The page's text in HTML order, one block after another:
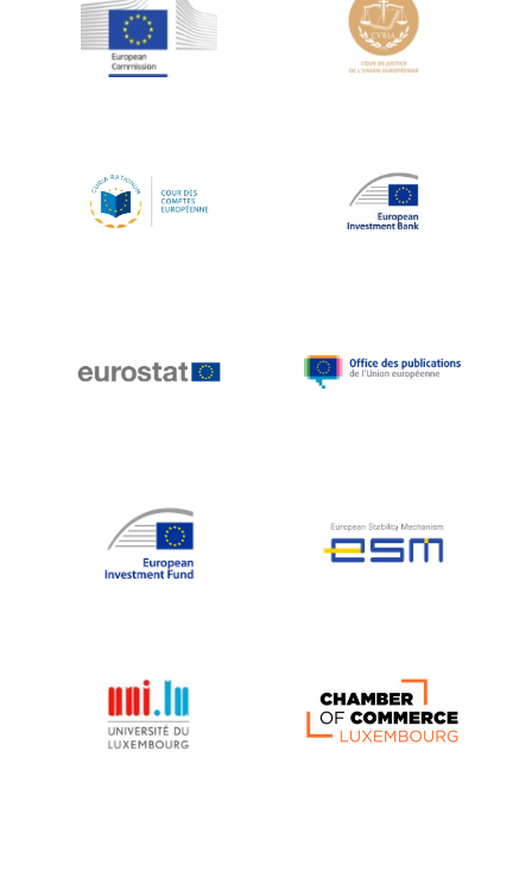
Jean-Louis Schiltz
Jean-Victor Louis
Johnny Åkerholm
Katharien L.C. Hunt
Klaus-Heiner Lehne
Koen LENAERTS
Lars Heikensten
Lucas Papademos
Máire Geoghegan-Quinn